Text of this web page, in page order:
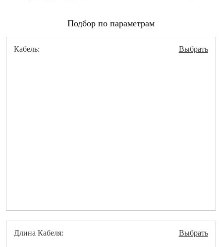
Подбор по параметрам
Кабель: Выбрать
Длина Кабеля: Выбрать